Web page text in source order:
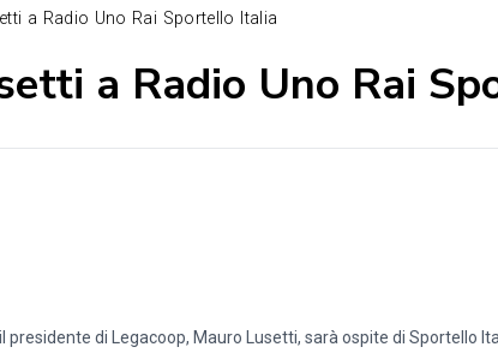
a Radio Uno Rai Sportello Italia
a Radio Uno Rai
presidente di Legacoop, Mauro Lusetti, sarà ospite di Sportello